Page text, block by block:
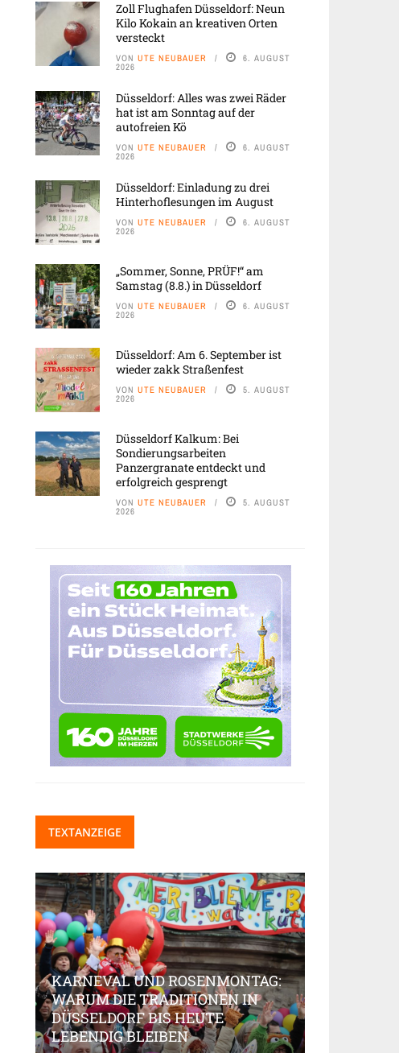
Zoll Flughafen Düsseldorf: Neun
Kilo Kokain an kreativen Orten
versteckt
VON UTE NEUBAUER 6. AUGUST
2026
Düsseldorf: Alles was zwei Räder
hat ist am Sonntag auf der
autofreien Kö
VON UTE NEUBAUER 6. AUGUST
2026
Düsseldorf: Einladung zu drei
Hinterhoflesungen im August
VON UTE NEUBAUER 6. AUGUST
2026
„Sommer, Sonne, PRÜF!“ am
Samstag (8.8.) in Düsseldorf
VON UTE NEUBAUER 6. AUGUST
2026
Düsseldorf: Am 6. September ist
wieder zakk Straßenfest
VON UTE NEUBAUER 5. AUGUST
2026
Düsseldorf Kalkum: Bei
Sondierungsarbeiten
Panzergranate entdeckt und
erfolgreich gesprengt
VON UTE NEUBAUER 5. AUGUST
2026
TEXTANZEIGE
KARNEVAL UND ROSENMONTAG:
WARUM DIE TRADITIONEN IN
DÜSSELDORF BIS HEUTE
LEBENDIG BLEIBEN